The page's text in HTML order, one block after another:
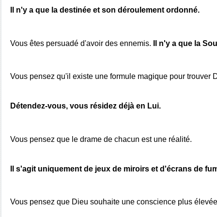
Il n'y a que la destinée et son déroulement ordonné.
Vous êtes persuadé d'avoir des ennemis. Il n'y a que la
Vous pensez qu'il existe une formule magique pour trouver
Détendez-vous, vous résidez déjà en Lui.
Vous pensez que le drame de chacun est une réalité.
Il s'agit uniquement de jeux de miroirs et d'écrans de
Vous pensez que Dieu souhaite une conscience plus